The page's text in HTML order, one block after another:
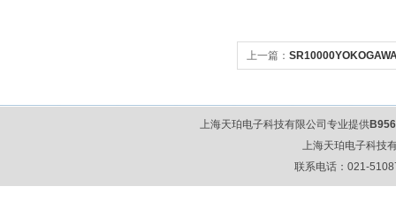
上一篇：
上海天珀电子科技有限公司专业提供
上海天珀电子科
联系电话：021-